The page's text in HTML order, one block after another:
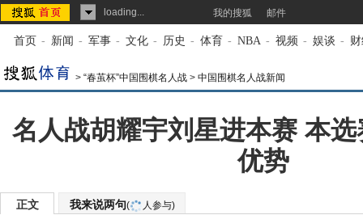
loading... 我的搜狐 邮件
首页 - 新闻 - 军事 - 文化 - 历史 - 体育 - NBA - 视频 - 娱谈 -
> “春茧杯”中国围棋名人战 > 中国围棋名人战新闻
名人战胡耀宇刘星进本赛 本
优势
正文 我来说两句( 人参与)